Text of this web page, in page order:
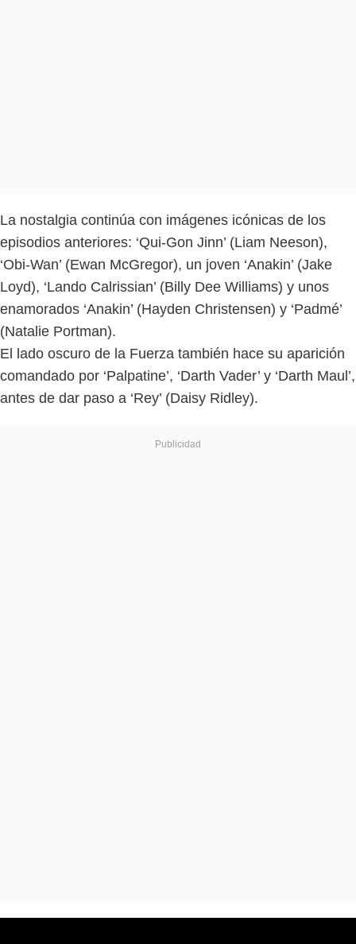
La nostalgia continúa con imágenes icónicas de los
episodios anteriores: ‘Qui-Gon Jinn’ (Liam Neeson),
‘Obi-Wan’ (Ewan McGregor), un joven ‘Anakin’ (Jake
Loyd), ‘Lando Calrissian’ (Billy Dee Williams) y unos
enamorados ‘Anakin’ (Hayden Christensen) y ‘Padmé’
(Natalie Portman).
El lado oscuro de la Fuerza también hace su aparición
comandado por ‘Palpatine’, ‘Darth Vader’ y ‘Darth Maul’,
antes de dar paso a ‘Rey’ (Daisy Ridley).